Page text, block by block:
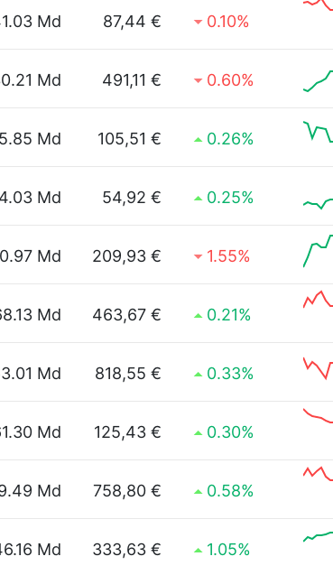
Md 87,44 € 0.10%
Md 491,11 € 0.60%
Md 105,51 € 0.26%
Md 54,92 € 0.25%
Md 209,93 € 1.55%
Md 463,67 € 0.21%
Md 818,55 € 0.33%
Md 125,43 € 0.30%
Md 758,80 € 0.58%
Md 333,63 € 1.05%